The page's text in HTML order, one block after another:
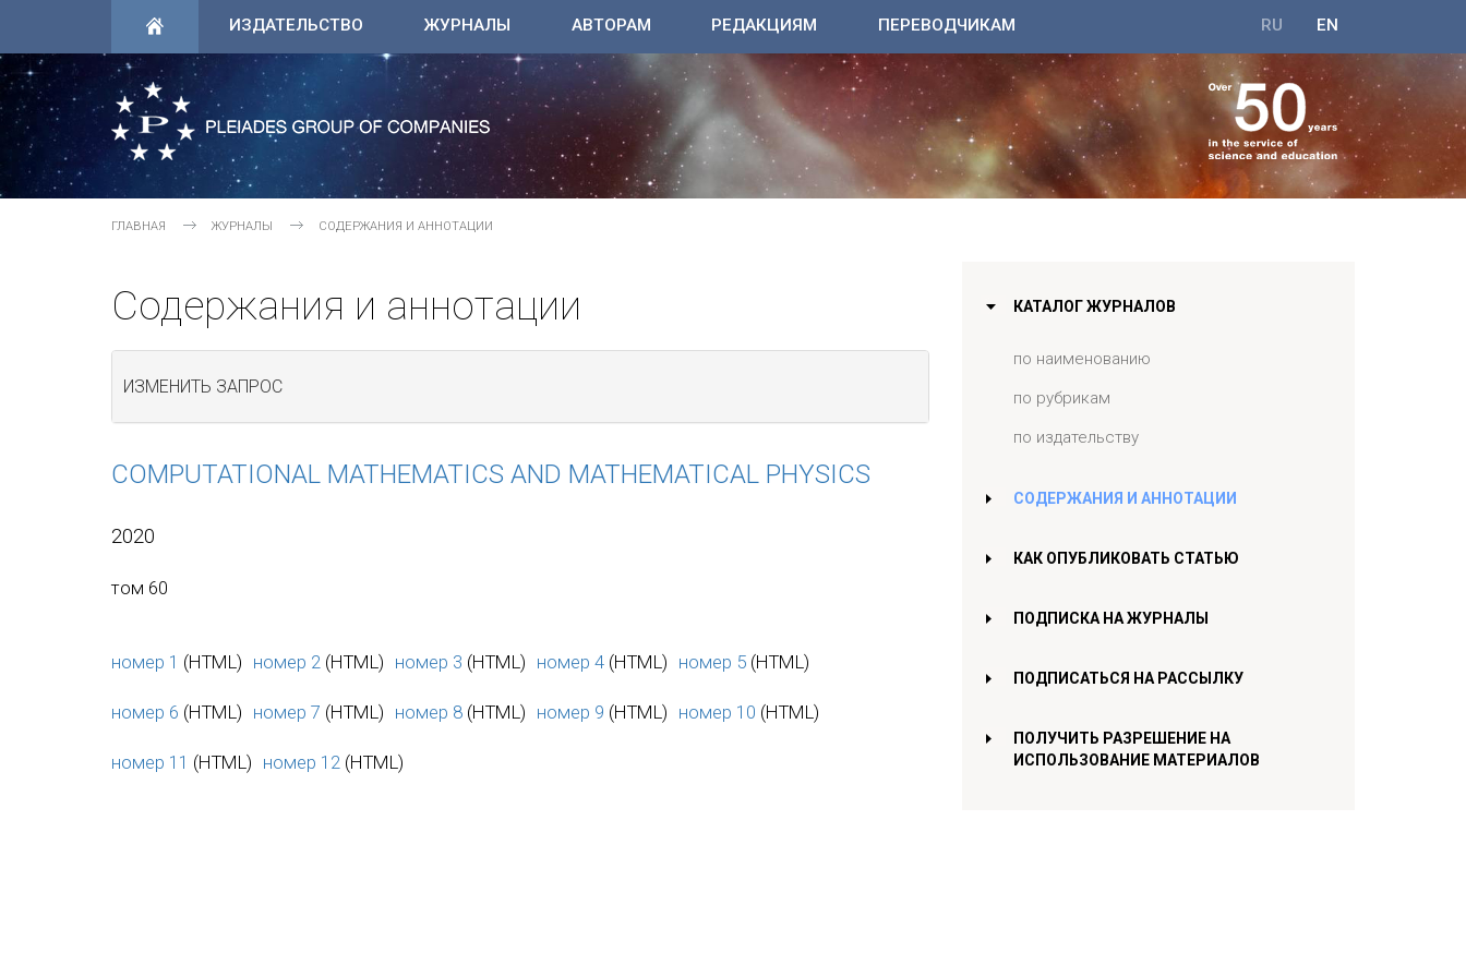
ИЗДАТЕЛЬСТВО ЖУРНАЛЫ АВТОРАМ РЕДАКЦИЯМ ПЕРЕВОДЧИКАМ EN
RU
ГЛАВНАЯ ЖУРНАЛЫ СОДЕРЖАНИЯ И АННОТАЦИИ
Содержания и аннотации
ИЗМЕНИТЬ ЗАПРОС
COMPUTATIONAL MATHEMATICS AND MATHEMATICAL PHYSICS
2020
том 60
номер 1 (HTML) номер 2 (HTML) номер 3 (HTML) номер 4 (HTML) номер 5 (HTML)
номер 6 (HTML) номер 7 (HTML) номер 8 (HTML) номер 9 (HTML) номер 10 (HTML)
номер 11 (HTML) номер 12 (HTML)
КАТАЛОГ ЖУРНАЛОВ
по наименованию
по рубрикам
по издательству
СОДЕРЖАНИЯ И АННОТАЦИИ
КАК ОПУБЛИКОВАТЬ СТАТЬЮ
ПОДПИСКА НА ЖУРНАЛЫ
ПОДПИСАТЬСЯ НА РАССЫЛКУ
ПОЛУЧИТЬ РАЗРЕШЕНИЕ НА
ИСПОЛЬЗОВАНИЕ МАТЕРИАЛОВ